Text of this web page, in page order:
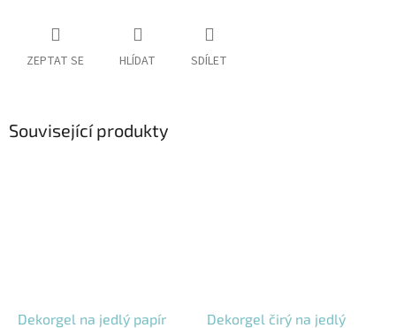
ZEPTAT SE HLÍDAT SDÍLET
Související produkty
Dekorgel na jedlý papír
Dekorgel čirý na jedlý